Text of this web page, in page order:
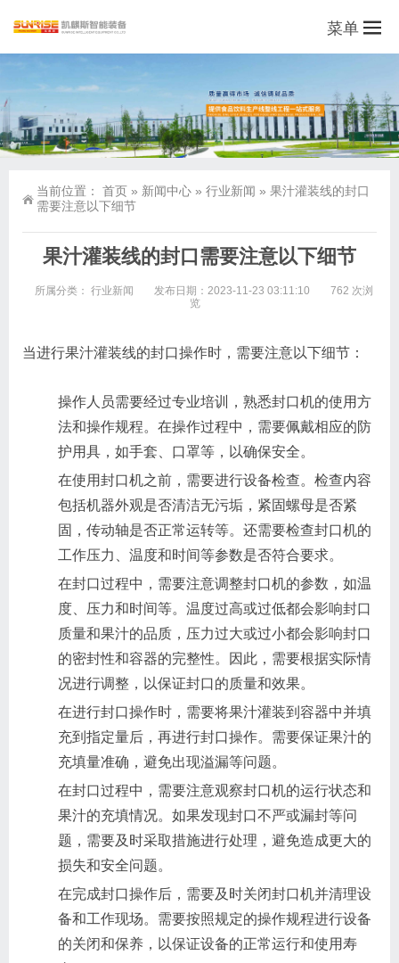
菜单
当前位置： 首页 » 新闻中心 » 行业新闻 » 果汁灌装线的封口
需要注意以下细节
果汁灌装线的封口需要注意以下细节
所属分类： 行业新闻 发布日期：2023-11-23 03:11:10
762 次浏
览
当进行果汁灌装线的封口操作时，需要注意以下细节：
操作人员需要经过专业培训，熟悉封口机的使用方
法和操作规程。在操作过程中，需要佩戴相应的防
护用具，如手套、口罩等，以确保安全。
在使用封口机之前，需要进行设备检查。检查内容
包括机器外观是否清洁无污垢，紧固螺母是否紧
固，传动轴是否正常运转等。还需要检查封口机的
工作压力、温度和时间等参数是否符合要求。
在封口过程中，需要注意调整封口机的参数，如温
度、压力和时间等。温度过高或过低都会影响封口
质量和果汁的品质，压力过大或过小都会影响封口
的密封性和容器的完整性。因此，需要根据实际情
况进行调整，以保证封口的质量和效果。
在进行封口操作时，需要将果汁灌装到容器中并填
充到指定量后，再进行封口操作。需要保证果汁的
充填量准确，避免出现溢漏等问题。
在封口过程中，需要注意观察封口机的运行状态和
果汁的充填情况。如果发现封口不严或漏封等问
题，需要及时采取措施进行处理，避免造成更大的
损失和安全问题。
在完成封口操作后，需要及时关闭封口机并清理设
备和工作现场。需要按照规定的操作规程进行设备
的关闭和保养，以保证设备的正常运行和使用寿